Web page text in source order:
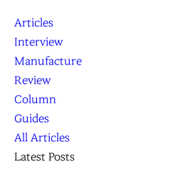
Articles
Interview
Manufacture
Review
Column
Guides
All Articles
Latest Posts